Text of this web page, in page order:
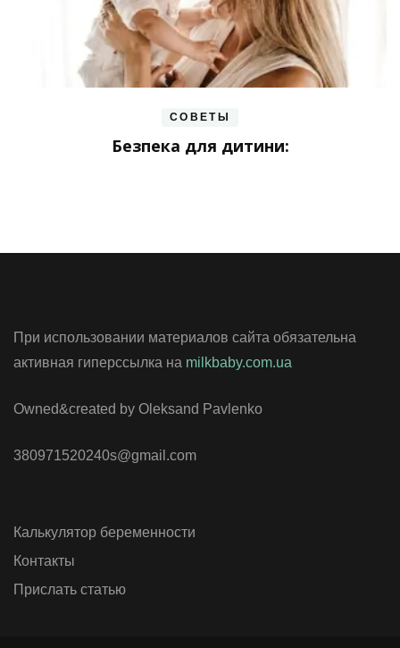
СОВЕТЫ
Безпека для дитини:
При использовании материалов сайта обязательна
активная гиперссылка на milkbaby.com.ua
Owned&created by Oleksand Pavlenko
380971520240s@gmail.com
Калькулятор беременности
Контакты
Прислать статью